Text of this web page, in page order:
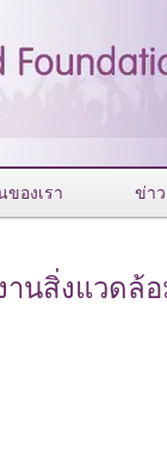
ของเรา ข่าว
นสิ่งแวดล้